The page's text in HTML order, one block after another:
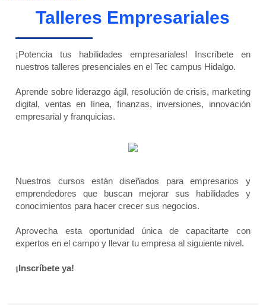
Talleres Empresariales
¡Potencia tus habilidades empresariales! Inscríbete en
nuestros talleres presenciales en el Tec campus Hidalgo.
Aprende sobre liderazgo ágil, resolución de crisis, marketing
digital, ventas en línea, finanzas, inversiones, innovación
empresarial y franquicias.
Nuestros cursos están diseñados para empresarios y
emprendedores que buscan mejorar sus habilidades y
conocimientos para hacer crecer sus negocios.
Aprovecha esta oportunidad única de capacitarte con
expertos en el campo y llevar tu empresa al siguiente nivel.
¡Inscríbete ya!